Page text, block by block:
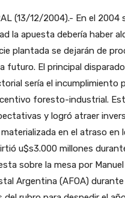
(13/12/2004).- En el
la apuesta debería haber
plantada se dejarán de
futuro. El principal
sería el incumplimiento
foresto-industrial.
y logró atraer
en el atraso en
u$s3.000 millones
sobre la mesa por
Argentina (AFOA)